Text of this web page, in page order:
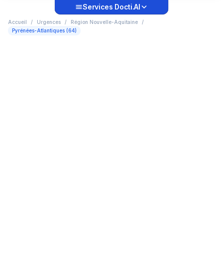
Services Docti.AI
Accueil / Urgences / Région Nouvelle-Aquitaine
/
Pyrénées-Atlantiques (64)